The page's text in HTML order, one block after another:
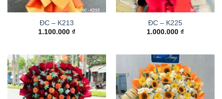
ĐC – K213
1.100.000 ₫
ĐC – K225
1.000.000 ₫